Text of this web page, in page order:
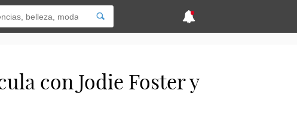
con Jodie Foster y